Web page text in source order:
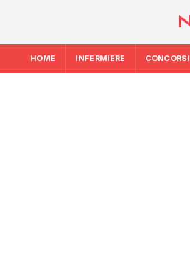
HOME INFERMIERE CONCORSI